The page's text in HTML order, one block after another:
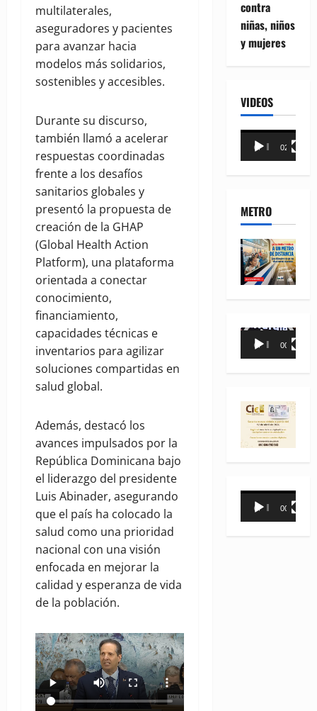
multilaterales,
aseguradores y pacientes
para avanzar hacia
modelos más solidarios,
sostenibles y accesibles.
Durante su discurso,
también llamó a acelerar
respuestas coordinadas
frente a los desafíos
sanitarios globales y
presentó la propuesta de
creación de la GHAP
(Global Health Action
Platform), una plataforma
orientada a conectar
conocimiento,
financiamiento,
capacidades técnicas e
inventarios para agilizar
soluciones compartidas en
salud global.
Además, destacó los
avances impulsados por la
República Dominicana bajo
el liderazgo del presidente
Luis Abinader, asegurando
que el país ha colocado la
salud como una prioridad
nacional con una visión
enfocada en mejorar la
calidad y esperanza de vida
de la población.
contra
niñas, niños
y mujeres
VIDEOS
Reproductor
00:00 02:18
METRO
Reproductor
00:00 00:35
Reproductor
00:00 00:31